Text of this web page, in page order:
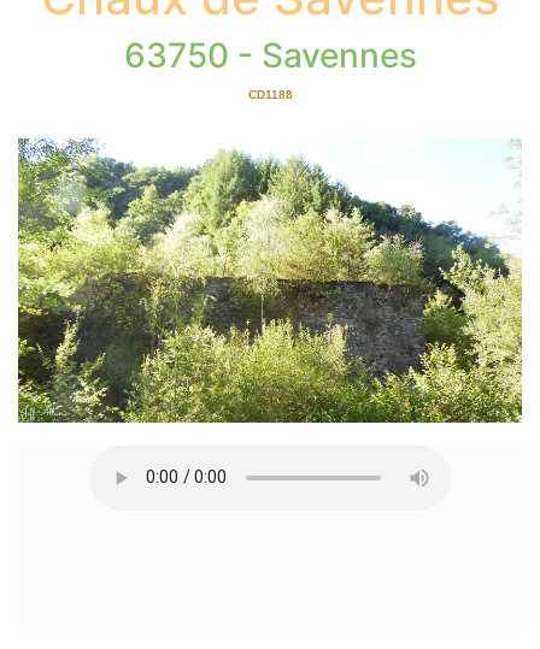
63750 - Savennes
CD1188